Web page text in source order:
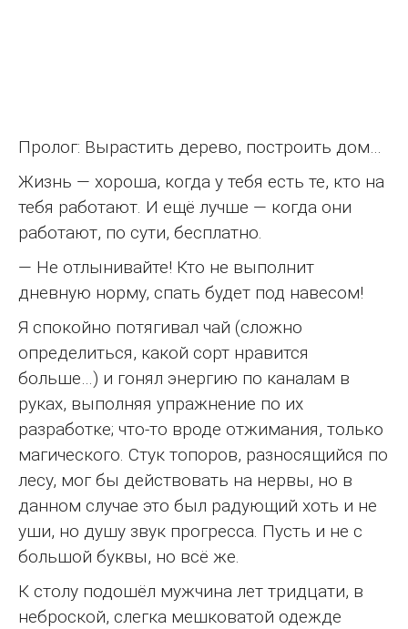
Пролог: Вырастить дерево, построить дом…
Жизнь — хороша, когда у тебя есть те, кто на
тебя работают. И ещё лучше — когда они
работают, по сути, бесплатно.
— Не отлынивайте! Кто не выполнит
дневную норму, спать будет под навесом!
Я спокойно потягивал чай (сложно
определиться, какой сорт нравится
больше…) и гонял энергию по каналам в
руках, выполняя упражнение по их
разработке; что-то вроде отжимания, только
магического. Стук топоров, разносящийся по
лесу, мог бы действовать на нервы, но в
данном случае это был радующий хоть и не
уши, но душу звук прогресса. Пусть и не с
большой буквы, но всё же.
К столу подошёл мужчина лет тридцати, в
неброской, слегка мешковатой одежде